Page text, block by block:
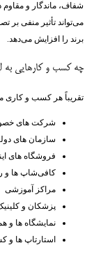
شفاف، ماندگار و
می‌تواند تأثیر منفی بر
برند را افزایش می‌دهد.
چه کسب ‌و کارهایی به
تقریباً هر کسب ‌و کاری
شرکت‌ های
سازمان‌ های
فروشگاه‌ های
کافی‌شاپ ‌ها و
مراکز آموزشی
پزشکان و کلینیک
نمایشگاه ‌ها و
استارتاپ ‌ها و